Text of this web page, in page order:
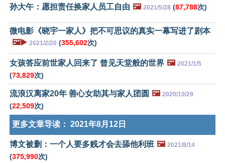
孙大午：愿担责任换家人员工自由 🖼️ 2021/5/28 (87,788次)
微电影《晓宇一家人》把不可思议的真实一幕写进了剧本
🖼️▶️ 2021/2/20 (355,602次)
女孩答应前世家人回来了 曾见天堂般的世界 🖼️ 2021/1/5
(73,829次)
流浪汉离家20年 善心女助其与家人团圆 🖼️ 2020/10/29
(22,509次)
更多文章导读： 2021年8月12日
博文被删：一个人要多贱才会去舔他利班 🖼️ 2021/8/14
(375,990次)